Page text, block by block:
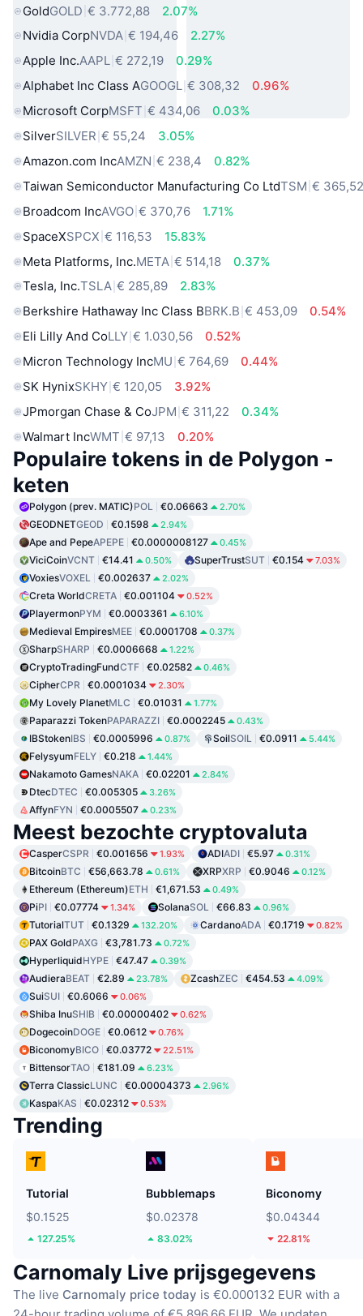
GoldGOLD € 3.772,88
2.07%
Nvidia CorpNVDA € 194,46
2.27%
Apple Inc.AAPL € 272,19
0.29%
Alphabet Inc Class AGOOGL € 308,32
0.96%
Microsoft CorpMSFT € 434,06
0.03%
SilverSILVER € 55,24
3.05%
Amazon.com IncAMZN € 238,4
0.82%
Taiwan Semiconductor Manufacturing Co LtdTSM €
Broadcom IncAVGO € 370,76
1.71%
SpaceXSPCX € 116,53
15.83%
Meta Platforms, Inc.META € 514,18
0.37%
Tesla, Inc.TSLA € 285,89
2.83%
Berkshire Hathaway Inc Class BBRK.B € 453,09
0.54%
Eli Lilly And CoLLY € 1.030,56
0.52%
Micron Technology IncMU € 764,69
0.44%
SK HynixSKHY € 120,05
3.92%
JPmorgan Chase & CoJPM € 311,22
0.34%
Walmart IncWMT € 97,13 0.20%
Populaire tokens in de Polygon -
keten
Polygon (prev. MATIC)POL €0.06663 2.70%
GEODNETGEOD €0.1598 2.94%
Ape and PepeAPEPE €0.0000008127 0.45%
ViciCoinVCNT €14.41 0.50% SuperTrustSUT €0.154 7.03%
VoxiesVOXEL €0.002637 2.02%
Creta WorldCRETA €0.001104 0.52%
PlayermonPYM €0.0003361 6.10%
Medieval EmpiresMEE €0.0001708 0.37%
SharpSHARP €0.0006668 1.22%
CryptoTradingFundCTF €0.02582 0.46%
CipherCPR €0.0001034 2.30%
My Lovely PlanetMLC €0.01031 1.77%
Paparazzi TokenPAPARAZZI €0.0002245 0.43%
IBStokenIBS €0.0005996 0.87% SoilSOIL €0.0911 5.44%
FelysyumFELY €0.218 1.44%
Nakamoto GamesNAKA €0.02201 2.84%
DtecDTEC €0.005305 3.26%
AffynFYN €0.0005507 0.23%
Meest bezochte cryptovaluta
CasperCSPR €0.001656 1.93% ADIADI €5.97 0.31%
BitcoinBTC €56,663.78 0.61% XRPXRP €0.9046 0.12%
Ethereum (Ethereum)ETH €1,671.53 0.49%
PiPI €0.07774 1.34% SolanaSOL €66.83 0.96%
TutorialTUT €0.1329 132.20% CardanoADA €0.1719 0.82%
PAX GoldPAXG €3,781.73 0.72%
HyperliquidHYPE €47.47 0.39%
AudieraBEAT €2.89 23.78% ZcashZEC €454.53 4.09%
SuiSUI €0.6066 0.06%
Shiba InuSHIB €0.00000402 0.62%
DogecoinDOGE €0.0612 0.76%
BiconomyBICO €0.03772 22.51%
BittensorTAO €181.09 6.23%
Terra ClassicLUNC €0.00004373 2.96%
KaspaKAS €0.02312 0.53%
Trending
Tutorial
$0.1525
127.25%
Bubblemaps
$0.02378
83.02%
Biconomy
$0.04344
22.81%
Carnomaly Live prijsgegevens
The live Carnomaly price today is €0.000132 EUR with a